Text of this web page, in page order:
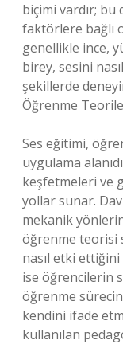
biçimi vardır;
faktörlere bağlı
genellikle ince,
birey, sesini
şekillerde
Öğrenme
Ses eğitimi,
uygulama
keşfetmeleri ve
yollar sunar.
mekanik
öğrenme teorisi
nasıl etki ettiğini
ise öğrencilerin
öğrenme
kendini ifade
kullanılan